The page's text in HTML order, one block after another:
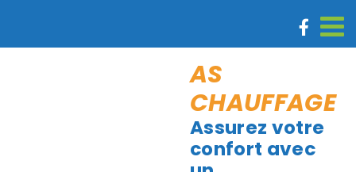
contenu
AS
CHAUFFAGE
Assurez votre
confort avec